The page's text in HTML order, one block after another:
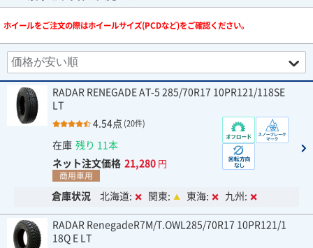
ホイールをご注文の際はホイールサイズ(PCDなど)をご確認ください。
RADAR RENEGADE AT-5 285/70R17 10PR121/118SE
LT
4.54点 (20件)
在庫 残り 11本
ネット注文価格 21,280 円
商用車用
倉庫状況 北海道: 関東: 東海: 九州:
RADAR RenegadeR7M/T.OWL285/70R17 10PR121/1
18Q E LT